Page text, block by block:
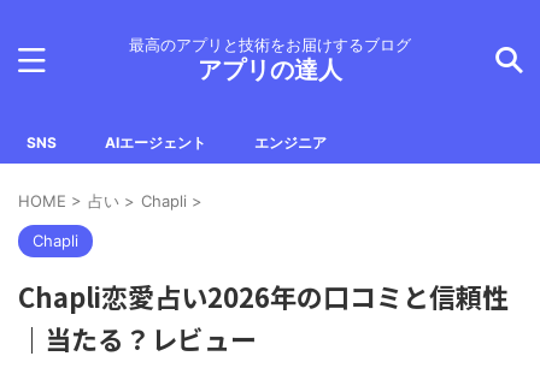
最高のアプリと技術をお届けするブログ
アプリの達人
SNS AIエージェント エンジニア
HOME > 占い > Chapli >
Chapli
Chapli恋愛占い2026年の口コミと信頼性
｜当たる？レビュー